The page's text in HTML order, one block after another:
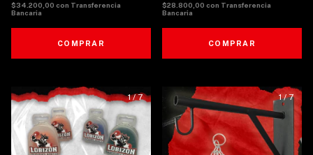
$34.200,00 con Transferencia
Bancaria
COMPRAR
$28.800,00 con Transferencia
Bancaria
COMPRAR
1/7 1/7